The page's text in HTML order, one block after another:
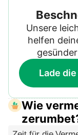
Unsere
helfen
Lade
Wie